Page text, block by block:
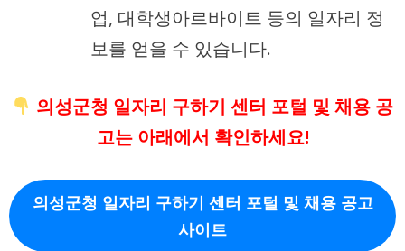
업, 대학생아르바이트 등의 일자리 정
보를 얻을 수 있습니다.
의성군청 일자리 구하기 센터 포털 및 채용 공
고는 아래에서 확인하세요!
의성군청 일자리 구하기 센터 포털 및 채용 공고
사이트